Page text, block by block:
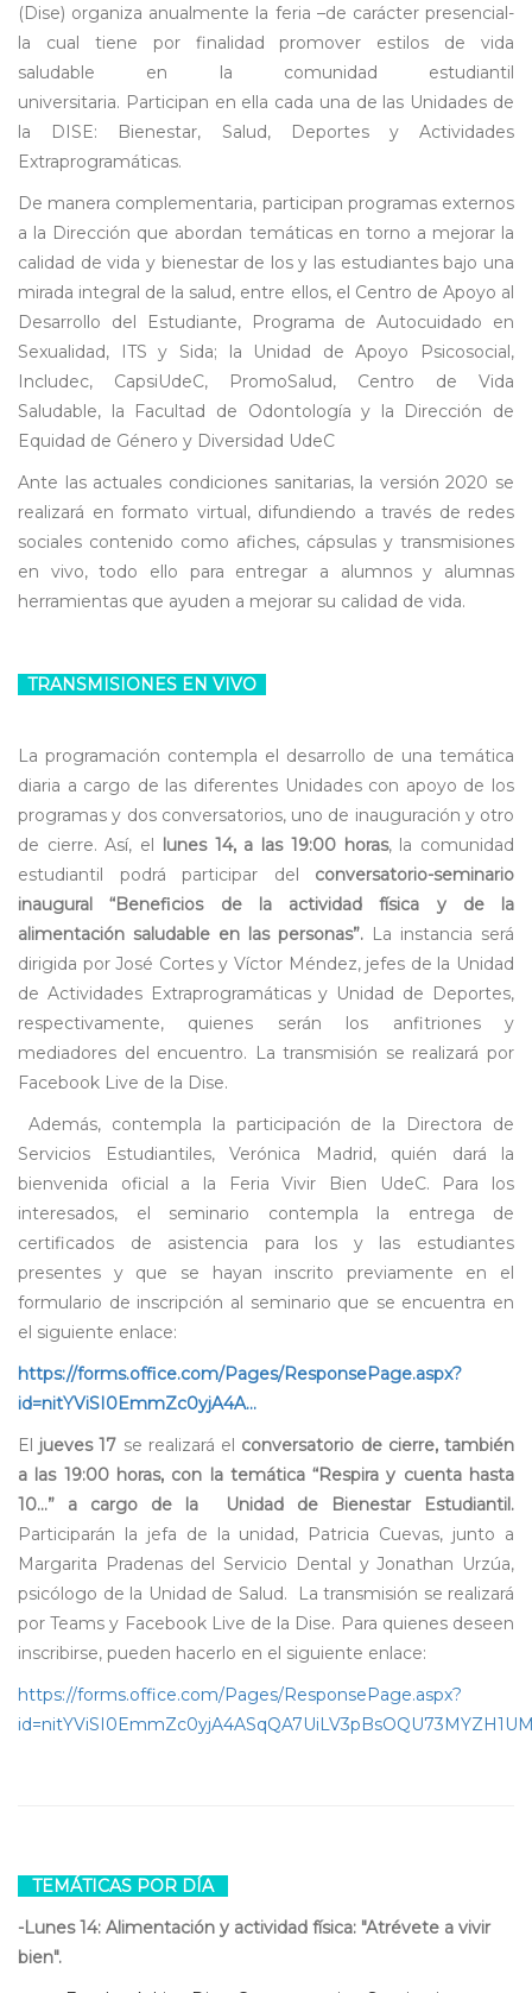
(Dise) organiza anualmente la feria –de carácter presencial-
la cual tiene por finalidad promover estilos de vida
saludable en la comunidad estudiantil
universitaria. Participan en ella cada una de las Unidades de
la DISE: Bienestar, Salud, Deportes y Actividades
Extraprogramáticas.
De manera complementaria, participan programas externos
a la Dirección que abordan temáticas en torno a mejorar la
calidad de vida y bienestar de los y las estudiantes bajo una
mirada integral de la salud, entre ellos, el Centro de Apoyo al
Desarrollo del Estudiante, Programa de Autocuidado en
Sexualidad, ITS y Sida; la Unidad de Apoyo Psicosocial,
Includec, CapsiUdeC, PromoSalud, Centro de Vida
Saludable, la Facultad de Odontología y la Dirección de
Equidad de Género y Diversidad UdeC
Ante las actuales condiciones sanitarias, la versión 2020 se
realizará en formato virtual, difundiendo a través de redes
sociales contenido como afiches, cápsulas y transmisiones
en vivo, todo ello para entregar a alumnos y alumnas
herramientas que ayuden a mejorar su calidad de vida.
TRANSMISIONES EN VIVO
La programación contempla el desarrollo de una temática
diaria a cargo de las diferentes Unidades con apoyo de los
programas y dos conversatorios, uno de inauguración y otro
de cierre. Así, el
lunes 14, a las 19:00 horas, la comunidad
estudiantil podrá participar del conversatorio-seminario
inaugural “Beneficios de la actividad física y de la
alimentación saludable en las personas”. La instancia será
dirigida por José Cortes y Víctor Méndez, jefes de la Unidad
de Actividades Extraprogramáticas y Unidad de Deportes,
respectivamente, quienes serán los anfitriones y
mediadores del encuentro. La transmisión se realizará por
Facebook Live de la Dise.
Además, contempla la participación de la Directora de
Servicios Estudiantiles, Verónica Madrid, quién dará la
bienvenida oficial a la Feria Vivir Bien UdeC. Para los
interesados, el seminario contempla la entrega de
certificados de asistencia para los y las estudiantes
presentes y que se hayan inscrito previamente en el
formulario de inscripción al seminario que se encuentra en
el siguiente enlace:
https://forms.office.com/Pages/ResponsePage.aspx?
id=nitYViSI0EmmZc0yjA4A...
El jueves 17 se realizará el conversatorio de cierre, también
a las 19:00 horas, con la temática “Respira y cuenta hasta
10...” a cargo de la Unidad de Bienestar Estudiantil.
Participarán la jefa de la unidad, Patricia Cuevas, junto a
Margarita Pradenas del Servicio Dental y Jonathan Urzúa,
psicólogo de la Unidad de Salud. La transmisión se realizará
por Teams y Facebook Live de la Dise. Para quienes deseen
inscribirse, pueden hacerlo en el siguiente enlace:
https://forms.office.com/Pages/ResponsePage.aspx?
TEMÁTICAS POR DÍA
-Lunes 14: Alimentación y actividad física: "Atrévete a vivir
bien".